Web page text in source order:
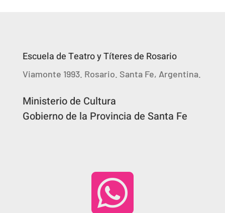
Escuela de Teatro y Títeres de Rosario
Viamonte 1993. Rosario. Santa Fe, Argentina.
Ministerio de Cultura
Gobierno de la Provincia de Santa Fe
